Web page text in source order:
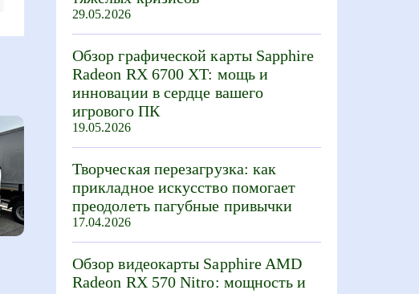
29.05.2026
Обзор графической карты Sapphire
Radeon RX 6700 XT: мощь и
инновации в сердце вашего
игрового ПК
19.05.2026
Творческая перезагрузка: как
прикладное искусство помогает
преодолеть пагубные привычки
17.04.2026
Обзор видеокарты Sapphire AMD
Radeon RX 570 Nitro: мощность и